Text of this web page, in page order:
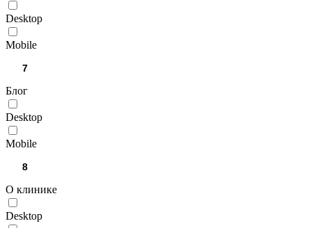
Desktop
Mobile
Блог
Desktop
Mobile
О клинике
Desktop